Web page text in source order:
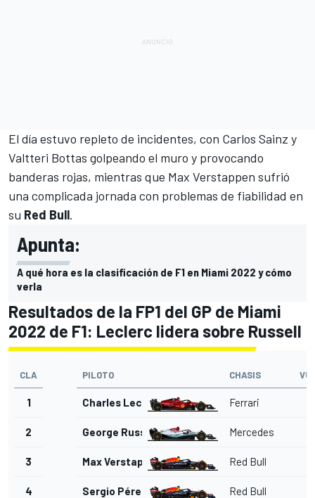
El día estuvo repleto de incidentes, con Carlos Sainz y
Valtteri Bottas golpeando el muro y provocando
banderas rojas, mientras que Max Verstappen sufrió
una complicada jornada con problemas de fiabilidad en
su Red Bull.
Apunta:
A qué hora es la clasificación de F1 en Miami 2022 y cómo
verla
Resultados de la FP1 del GP de Miami
2022 de F1: Leclerc lidera sobre Russell
CLA PILOTO CHASIS
1 Charles Leclerc Ferrari
2 George Russell Mercedes
3 Max Verstappen Red Bull
4 Sergio Pérez Red Bull